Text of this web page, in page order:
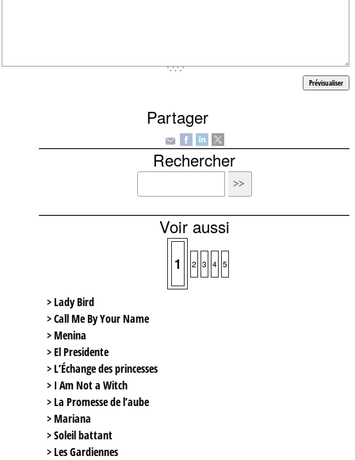
Partager
Rechercher
Voir aussi
1 2 3 4 5
> Lady Bird
> Call Me By Your Name
> Menina
> El Presidente
> L’Échange des princesses
> I Am Not a Witch
> La Promesse de l’aube
> Mariana
> Soleil battant
> Les Gardiennes